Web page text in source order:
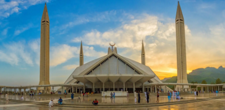
Zzp'ers internationaal onboarden en beheren
PEO
Ingewikkelde HR-taken eenvoudig uitbesteden
INFRASTRUCTUUR
Remote Embedded
HR naadloos in workflows integreren
GROEIFASE
Start-ups
Flexibele global HR en payroll solutions voor groeiende
bedrijven
Mid-market
Teams uitbreiden met HR solutions op maat
Betalingscalculator voor zzp'ers
Ontdek valuta-opties en betaalsnelheden voor
internationale zzp'ers
LEREN MET REMOTE
Onderzoek en gidsen
Casestudy's
Nederlands
Français
Deutsch
Español
Inloggen